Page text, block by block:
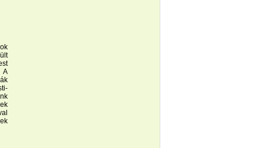
A